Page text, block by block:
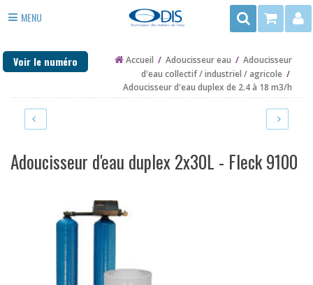
-
Mottais
AUBIN
DU
CORMIER
Voir le numéro
Rechercher
MENU
ADOUCISSEUR EAU
ANTI TARTRE
FILTRE EAU
PURIFICATEUR EAU
DÉSINFECTION
Accueil / Adoucisseur eau / Adoucisseur
d'eau collectif / industriel / agricole /
Adoucisseur d'eau duplex de 2.4 à 18 m3/h
Adoucisseur d'eau duplex 2x30L - Fleck 9100